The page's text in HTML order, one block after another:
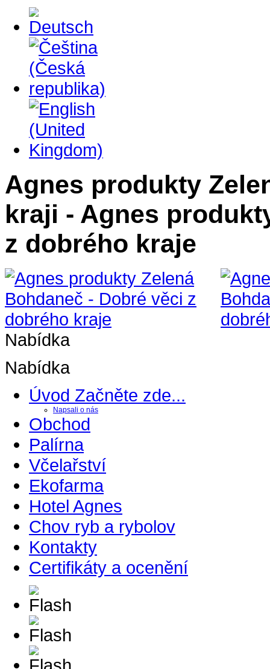
Agnes produkty
kraji - Agnes
z dobrého kraje
Nabídka
Nabídka
Úvod Začněte zde...
Napsali o nás
Obchod
Palírna
Včelařství
Ekofarma
Hotel Agnes
Chov ryb a rybolov
Kontakty
Certifikáty a ocenění